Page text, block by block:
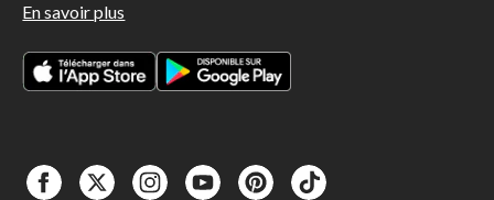
En savoir plus